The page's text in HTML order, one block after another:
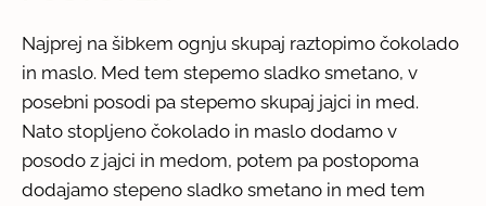
Najprej na šibkem ognju skupaj raztopimo čokolado
in maslo. Med tem stepemo sladko smetano, v
posebni posodi pa stepemo skupaj jajci in med.
Nato stopljeno čokolado in maslo dodamo v
posodo z jajci in medom, potem pa postopoma
dodajamo stepeno sladko smetano in med tem